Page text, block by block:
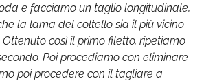
e facciamo un taglio longitudinale,
la lama del coltello sia il più vicino
così il primo filetto, ripetiamo
Poi procediamo con eliminare
poi procedere con il tagliare a